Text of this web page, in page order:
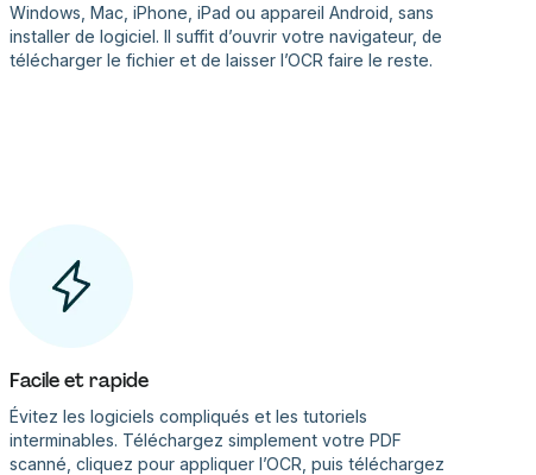
Windows, Mac, iPhone, iPad ou appareil Android, sans
installer de logiciel. Il suffit d’ouvrir votre navigateur, de
télécharger le fichier et de laisser l’OCR faire le reste.
Facile et rapide
Évitez les logiciels compliqués et les tutoriels
interminables. Téléchargez simplement votre PDF
scanné, cliquez pour appliquer l’OCR, puis téléchargez